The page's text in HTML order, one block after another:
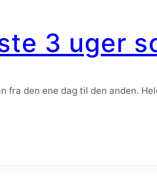
3 uger
fra den ene dag til den anden.